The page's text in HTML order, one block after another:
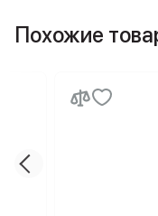
Похожие